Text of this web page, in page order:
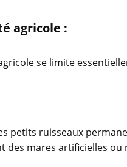
agricole :
se limite
petits ruisseaux
des mares artificielles ou